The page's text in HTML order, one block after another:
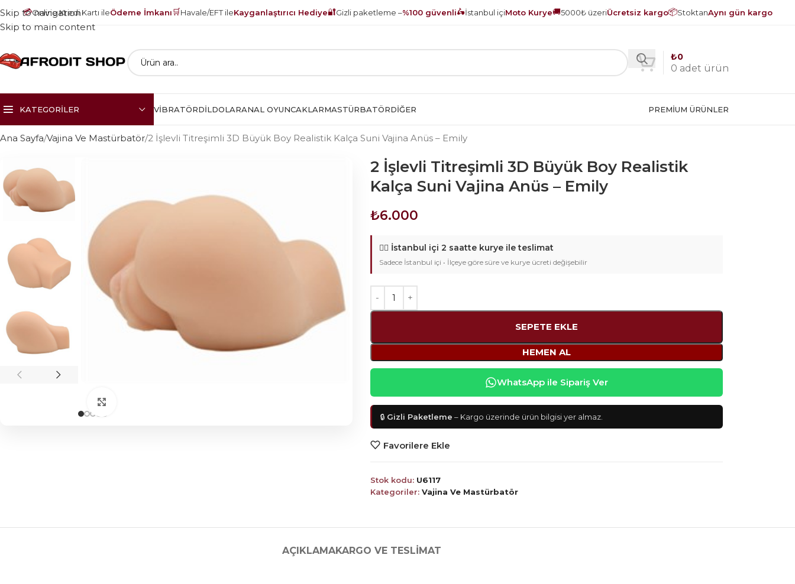
💳Online Kredi Kartı ileÖdeme İmkanı🛒Havale/EFT ileKayganlaştırıcı Hediye🔐Gizli paketleme –%100 güvenli🛵İstanbul içiMoto Kurye🚚5000₺ üzeriÜcretsiz kargo📦StoktanAynı gün kargo
Skip to navigation
Skip to main content
0 adet ürün
₺0
KATEGORILER VIBRATÖRDILDOLARANAL OYUNCAKLARMASTÜRBATÖRDIĞER PREMIUM ÜRÜNLER
Ana Sayfa Vajina Ve Mastürbatör 2 İşlevli Titreşimli 3D Büyük Boy Realistik Kalça Suni Vajina Anüs – Emily
2 İşlevli Titreşimli 3D Büyük Boy Realistik
Kalça Suni Vajina Anüs – Emily
₺6.000
🚴‍♂️ İstanbul içi 2 saatte kurye ile teslimat
Sadece İstanbul içi • İlçeye göre süre ve kurye ücreti değişebilir
SEPETE EKLE
HEMEN AL
WhatsApp ile Sipariş Ver
🔒 Gizli Paketleme – Kargo üzerinde ürün bilgisi yer almaz.
Favorilere Ekle
Stok kodu: U6117
Kategoriler: Vajina Ve Mastürbatör
AÇIKLAMAKARGO VE TESLIMAT